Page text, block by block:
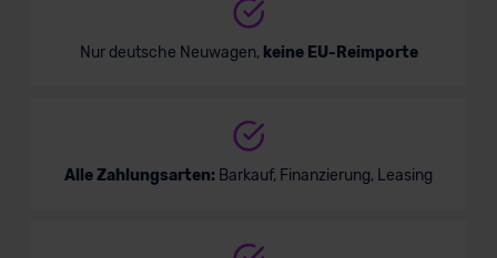
Nur deutsche Neuwagen, keine EU-Reimporte
Alle Zahlungsarten: Barkauf, Finanzierung, Leasing